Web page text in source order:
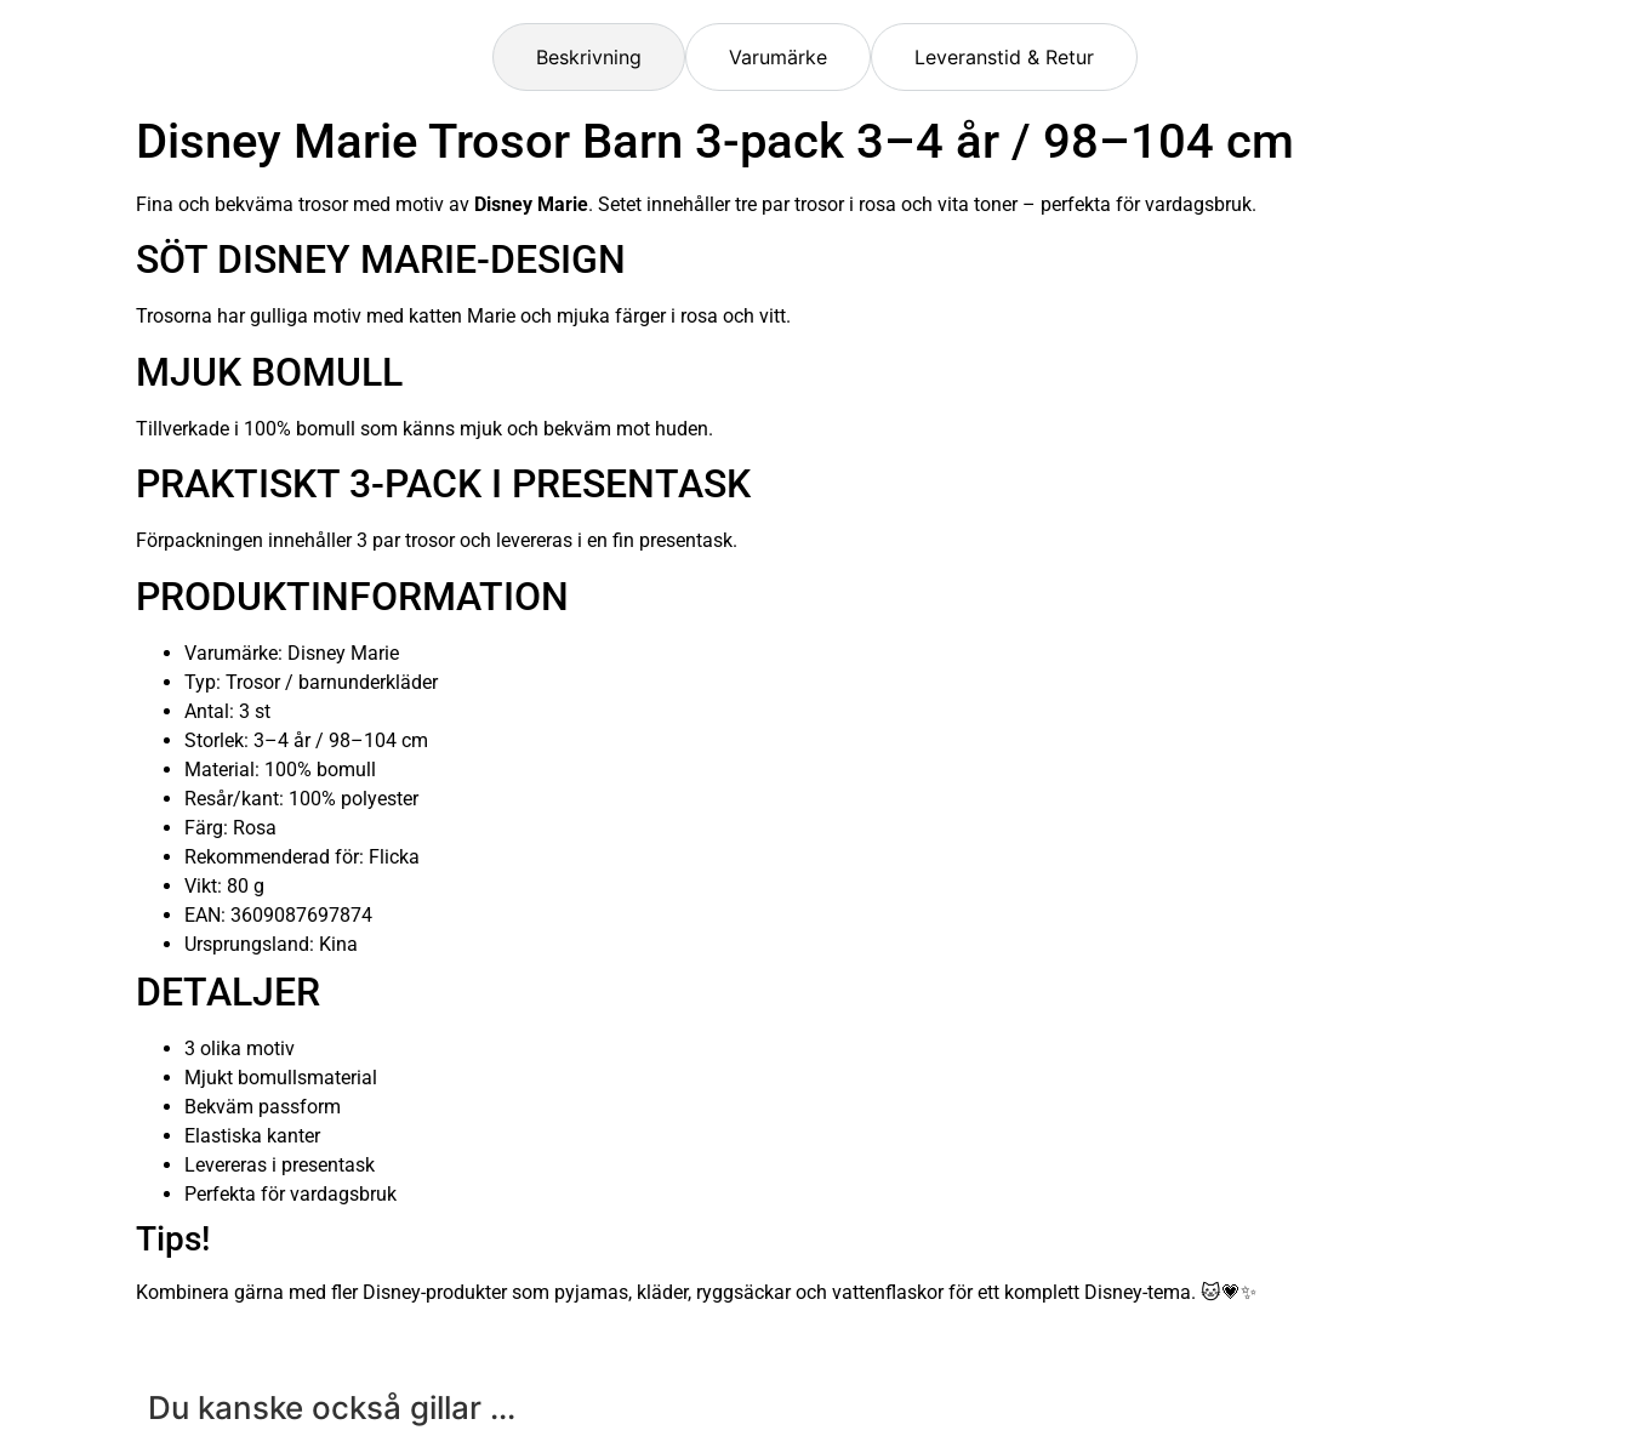
Beskrivning Varumärke Leveranstid & Retur
Disney Marie Trosor Barn 3-pack 3–4 år / 98–104 cm
Fina och bekväma trosor med motiv av Disney Marie. Setet innehåller tre par trosor i rosa och vita toner – perfekta för vardagsbruk.
SÖT DISNEY MARIE-DESIGN
Trosorna har gulliga motiv med katten Marie och mjuka färger i rosa och vitt.
MJUK BOMULL
Tillverkade i 100% bomull som känns mjuk och bekväm mot huden.
PRAKTISKT 3-PACK I PRESENTASK
Förpackningen innehåller 3 par trosor och levereras i en fin presentask.
PRODUKTINFORMATION
Varumärke: Disney Marie
Typ: Trosor / barnunderkläder
Antal: 3 st
Storlek: 3–4 år / 98–104 cm
Material: 100% bomull
Resår/kant: 100% polyester
Färg: Rosa
Rekommenderad för: Flicka
Vikt: 80 g
EAN: 3609087697874
Ursprungsland: Kina
DETALJER
3 olika motiv
Mjukt bomullsmaterial
Bekväm passform
Elastiska kanter
Levereras i presentask
Perfekta för vardagsbruk
Tips!
Kombinera gärna med fler Disney-produkter som pyjamas, kläder, ryggsäckar och vattenflaskor för ett komplett Disney-tema. 🐱💗✨
Du kanske också gillar ...